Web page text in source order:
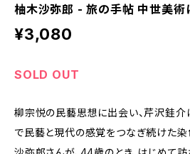
柚木沙弥郎 - 旅の手帖 中世美術
¥3,080
SOLD OUT
柳宗悦の民藝思想に出会い、芹沢銈介
で民藝と現代の感覚をつなぎ続けた染